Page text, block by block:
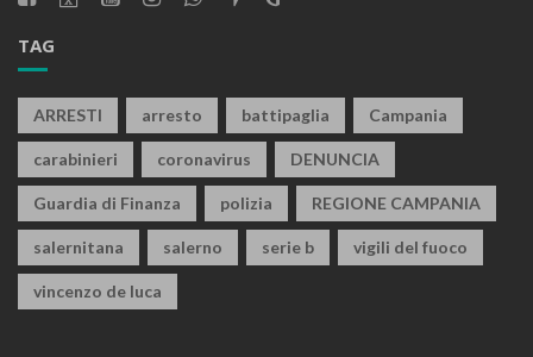
TAG
ARRESTI arresto battipaglia Campania
carabinieri coronavirus DENUNCIA
Guardia di Finanza polizia REGIONE CAMPANIA
salernitana salerno serie b vigili del fuoco
vincenzo de luca